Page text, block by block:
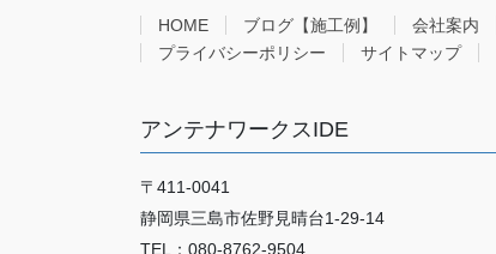
HOME ブログ【施工例】 会社案内
プライバシーポリシー
サイトマップ
アンテナワークスIDE
〒411-0041
静岡県三島市佐野見晴台1-29-14
TEL：080-8762-9504